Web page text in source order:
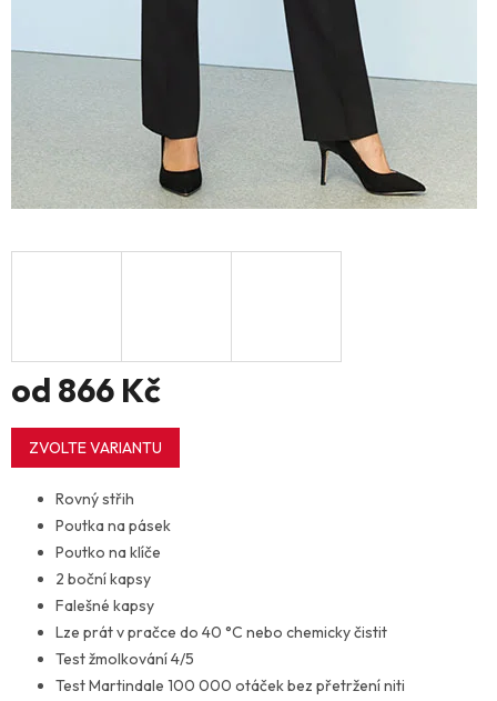
od 866 Kč
Měrná
cena:
ZVOLTE VARIANTU
Rovný střih
Poutka na pásek
Poutko na klíče
2 boční kapsy
Falešné kapsy
Lze prát v pračce do 40 °C nebo chemicky čistit
Test žmolkování 4/5
Test Martindale 100 000 otáček bez přetržení niti